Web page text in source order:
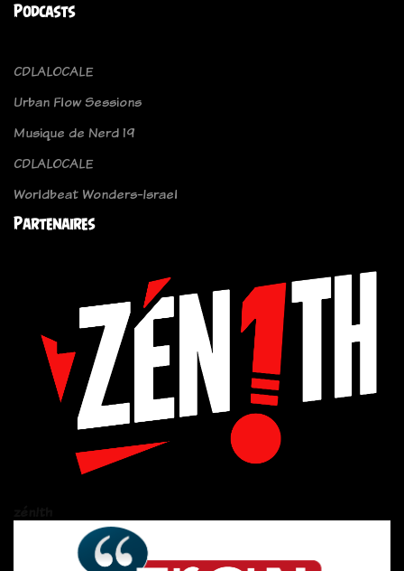
Podcasts
CDLALOCALE
Urban Flow Sessions
Musique de Nerd 19
CDLALOCALE
Worldbeat Wonders-Israel
Partenaires